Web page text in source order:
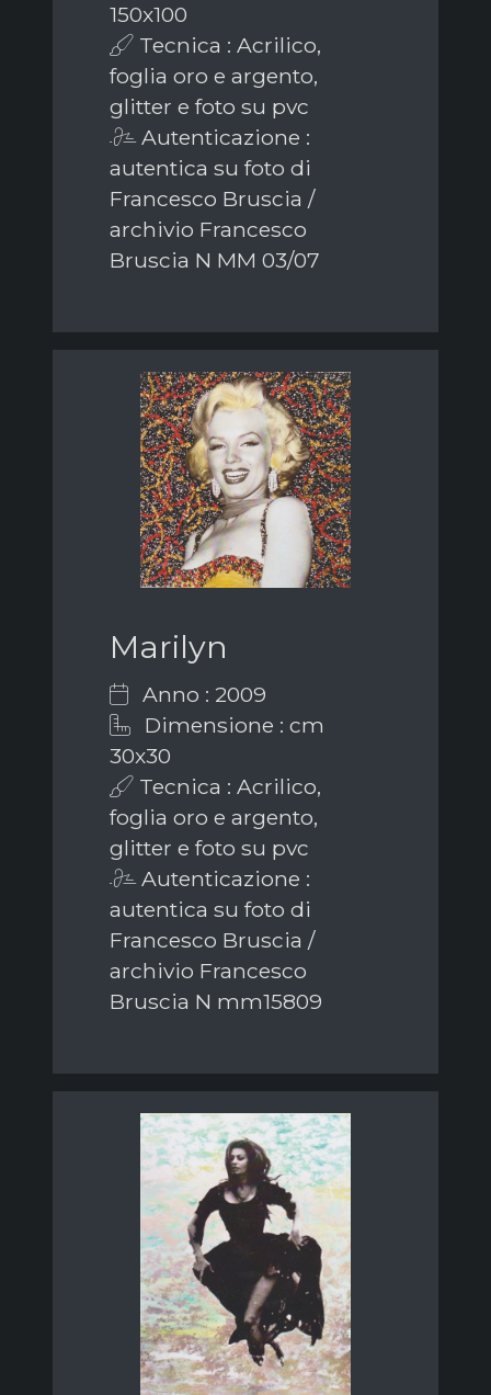
150x100
Tecnica : Acrilico,
foglia oro e argento,
glitter e foto su pvc
Autenticazione :
autentica su foto di
Francesco Bruscia /
archivio Francesco
Bruscia N MM 03/07
Marilyn
Anno : 2009
Dimensione : cm
30x30
Tecnica : Acrilico,
foglia oro e argento,
glitter e foto su pvc
Autenticazione :
autentica su foto di
Francesco Bruscia /
archivio Francesco
Bruscia N mm15809